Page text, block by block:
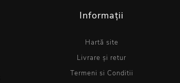
Informații
Hartă site
Livrare și retur
Termeni si Conditii